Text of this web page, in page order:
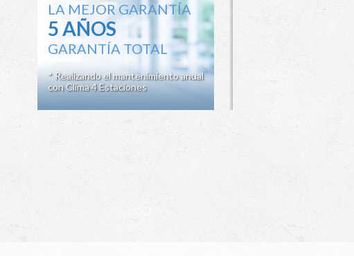
LA MEJOR GARANTÍA
5 AÑOS
GARANTÍA TOTAL
* Realizando el mantenimiento anual
con Clima 4 Estaciones